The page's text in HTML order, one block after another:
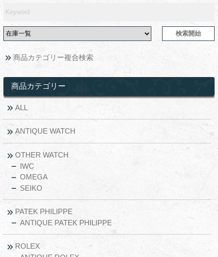
商品カテゴリー複合検索
商品カテゴリー
ALL
ANTIQUE WATCH
OTHER WATCH
IWC
OMEGA
SEIKO
PATEK PHILIPPE
ANTIQUE PATEK PHILIPPE
ROLEX